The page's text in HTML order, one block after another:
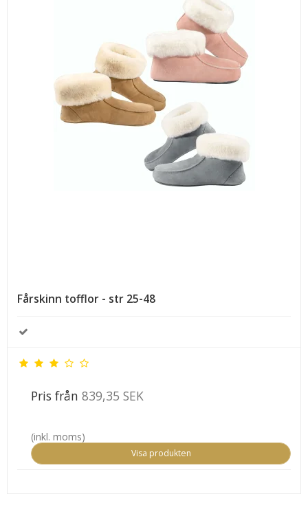
Fårskinn tofflor - str 25-48
Pris från 839,35 SEK
(inkl. moms)
Visa produkten